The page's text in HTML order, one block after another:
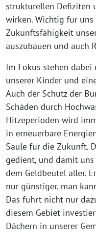
strukturellen Defiziten
wirken. Wichtig für
Zukunftsfähigkeit
auszubauen und auch
Im Fokus stehen
unserer Kinder und
Auch der Schutz der
Schäden durch
Hitzeperioden wird
in erneuerbare
Säule für die Zukunft.
gedient, und damit
dem Geldbeutel aller.
nur günstiger, man
Das führt nicht nur
diesem Gebiet
Dächern in unserer